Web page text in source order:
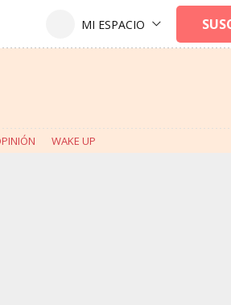
WAKE UP